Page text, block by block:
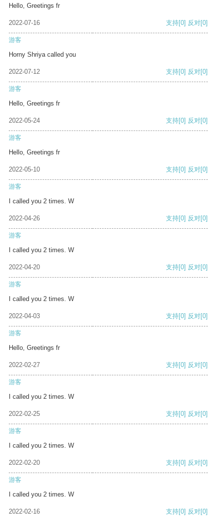
Hello, Greetings fr
2022-07-16 支持[0] 反对[0]
游客
Horny Shriya called you
2022-07-12 支持[0] 反对[0]
游客
Hello, Greetings fr
2022-05-24 支持[0] 反对[0]
游客
Hello, Greetings fr
2022-05-10 支持[0] 反对[0]
游客
I called you 2 times. W
2022-04-26 支持[0] 反对[0]
游客
I called you 2 times. W
2022-04-20 支持[0] 反对[0]
游客
I called you 2 times. W
2022-04-03 支持[0] 反对[0]
游客
Hello, Greetings fr
2022-02-27 支持[0] 反对[0]
游客
I called you 2 times. W
2022-02-25 支持[0] 反对[0]
游客
I called you 2 times. W
2022-02-20 支持[0] 反对[0]
游客
I called you 2 times. W
2022-02-16 支持[0] 反对[0]